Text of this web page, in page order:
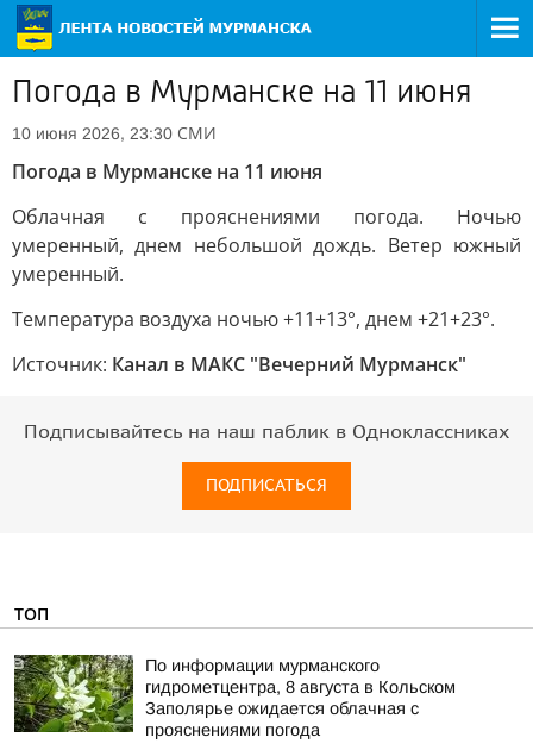
Погода в Мурманске на 11 июня
10 июня 2026, 23:30 СМИ
Погода в Мурманске на 11 июня
Облачная с прояснениями погода. Ночью
умеренный, днем небольшой дождь. Ветер южный
умеренный.
Температура воздуха ночью +11+13°, днем +21+23°.
Источник: Канал в МАКС "Вечерний Мурманск"
Подписывайтесь на наш паблик в Одноклассниках
ПОДПИСАТЬСЯ
ТОП
По информации мурманского
гидрометцентра, 8 августа в Кольском
Заполярье ожидается облачная с
прояснениями погода